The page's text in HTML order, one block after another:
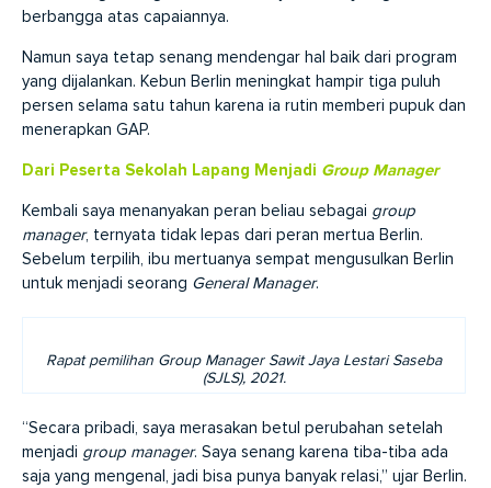
berbangga atas capaiannya.
Namun saya tetap senang mendengar hal baik dari program
yang dijalankan. Kebun Berlin meningkat hampir tiga puluh
persen selama satu tahun karena ia rutin memberi pupuk dan
menerapkan GAP.
Dari Peserta Sekolah Lapang Menjadi GroupManager
Kembali saya menanyakan peran beliau sebagai group
manager, ternyata tidak lepas dari peran mertua Berlin.
Sebelum terpilih, ibu mertuanya sempat mengusulkan Berlin
untuk menjadi seorang General Manager.
Rapat pemilihan Group Manager Sawit Jaya Lestari Saseba
(SJLS), 2021.
“Secara pribadi, saya merasakan betul perubahan setelah
menjadi group manager. Saya senang karena tiba-tiba ada
saja yang mengenal, jadi bisa punya banyak relasi,” ujar Berlin.